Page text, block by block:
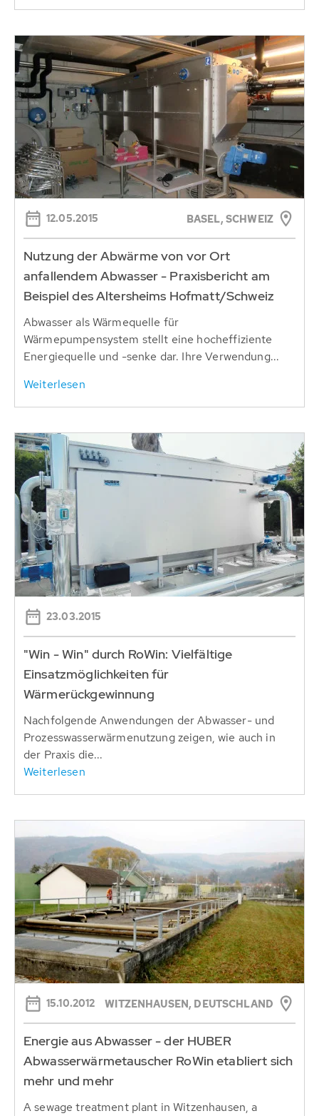
12.05.2015 BASEL, SCHWEIZ
Nutzung der Abwärme von vor Ort
anfallendem Abwasser - Praxisbericht am
Beispiel des Altersheims Hofmatt/Schweiz
Abwasser als Wärmequelle für
Wärmepumpensystem stellt eine hocheffiziente
Energiequelle und -senke dar. Ihre Verwendung...
Weiterlesen
23.03.2015
"Win - Win" durch RoWin: Vielfältige
Einsatzmöglichkeiten für
Wärmerückgewinnung
Nachfolgende Anwendungen der Abwasser- und
Prozesswasserwärmenutzung zeigen, wie auch in
der Praxis die...
Weiterlesen
15.10.2012 WITZENHAUSEN, DEUTSCHLAND
Energie aus Abwasser - der HUBER
Abwasserwärmetauscher RoWin etabliert sich
mehr und mehr
A sewage treatment plant in Witzenhausen, a